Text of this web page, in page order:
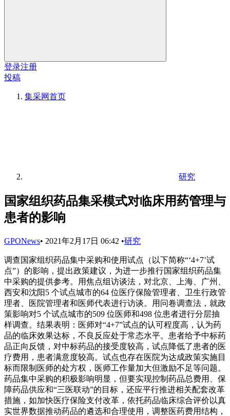
登录注册
投稿
集采网首页
研究
国家组织药品集采模式对临床用药管理与
患者的影响
GPONews• 2021年2月17日 06:42 •研究
调查国家组织药品集中采购和使用试点（以下简称“‘4+7’试
点”）的影响，提出政策建议，为进一步推行国家组织药品集
中采购的提供参考。用焦点组访谈法，对北京、上海、广州、
西安和沈阳5 个试点城市的64 位医疗保险管理者、卫生行政管
理者、医院管理者和医师代表进行访谈。用问卷调查法，就政
策影响对5 个试点城市的509 位医师和498 位患者进行分层抽
样调查。结果表明：医师对“4+7”试点的认可程度高，认为药
品的临床效果达标，不良反应处于常态水平。患者给予中标药
品正向反馈，对中标药品的接受度较高，试点降低了患者的医
疗费用，患者满意度较高。试点也存在医院为达成政策实施目
标而限制医师的处方权，医师工作量加大但激励不足等问题。
药品集中采购的积极影响明显，但要实现控制药品总费用、保
障药品供应和“三医联动”的目标，还应平行推进相关配套改革
措施，如加快医疗保险支付改革，依托药品临床综合评价以真
实世界数据推动药品的遴选和合理使用，调整医药费用结构，